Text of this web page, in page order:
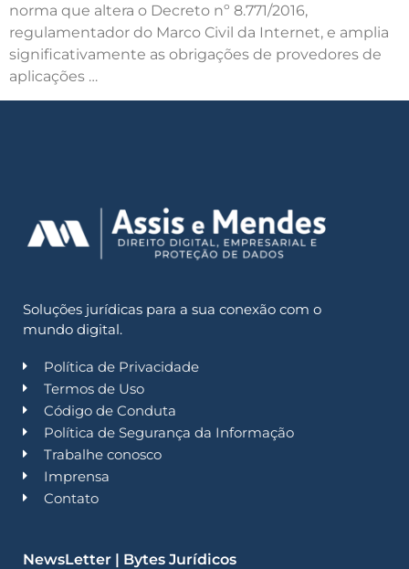
norma que altera o Decreto nº 8.771/2016,
regulamentador do Marco Civil da Internet, e amplia
significativamente as obrigações de provedores de
aplicações …
Soluções jurídicas para a sua conexão com o
mundo digital.
Política de Privacidade
Termos de Uso
Código de Conduta
Política de Segurança da Informação
Trabalhe conosco
Imprensa
Contato
NewsLetter | Bytes Jurídicos